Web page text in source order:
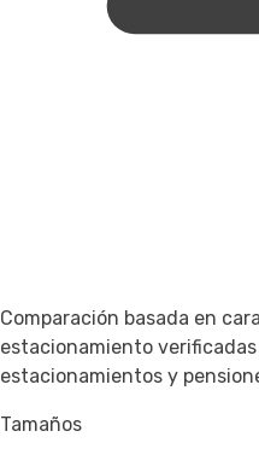
Comparación basada en
estacionamiento verificadas
estacionamientos y
Tamaños